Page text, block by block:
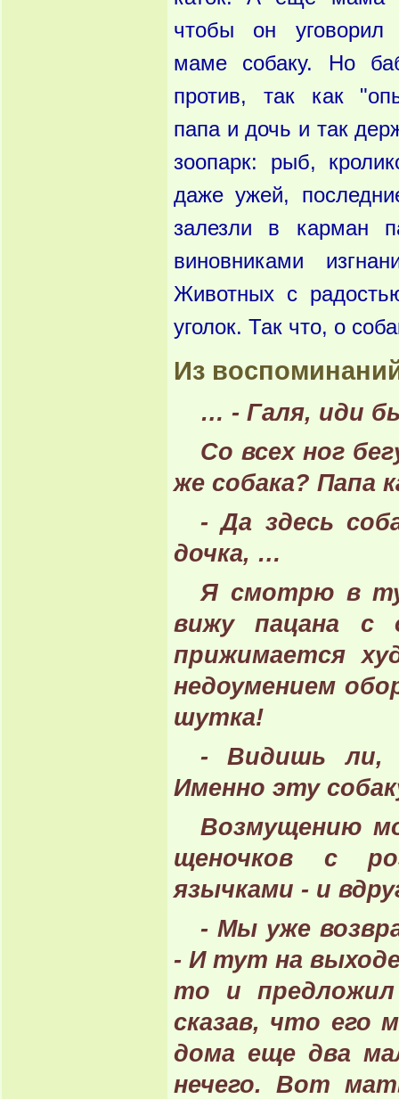
чтобы он уговорил
маме собаку. Но
против, так как
папа и дочь и так
зоопарк: рыб,
даже ужей,
залезли в карман
виновниками
Животных с
уголок. Так что, о
Из
… - Галя, иди
Со всех ног
же собака? Папа
- Да здесь
дочка, …
Я смотрю в ту
вижу пацана с
прижимается
недоумением
шутка!
- Видишь ли,
Именно эту
Возмущению
щеночков с
язычками - и
- Мы уже
- И тут на
то и
сказав, что его
дома еще два
нечего. Вот